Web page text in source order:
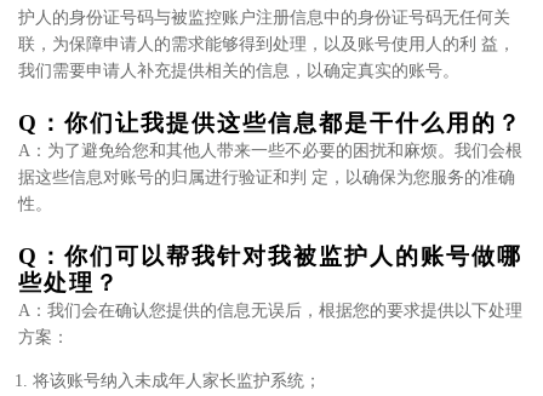
护人的身份证号码与被监控账户注册信息中的身份证号码无任何关
联，为保障申请人的需求能够得到处理，以及账号使用人的利 益，
我们需要申请人补充提供相关的信息，以确定真实的账号。
Q：你们让我提供这些信息都是干什么用的？
A：为了避免给您和其他人带来一些不必要的困扰和麻烦。我们会根
据这些信息对账号的归属进行验证和判 定，以确保为您服务的准确
性。
Q：你们可以帮我针对我被监护人的账号做哪
些处理？
A：我们会在确认您提供的信息无误后，根据您的要求提供以下处理
方案：
将该账号纳入未成年人家长监护系统；